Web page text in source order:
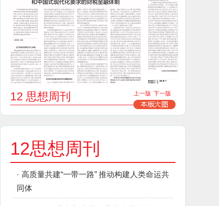
12 思想周刊 上一版 下一版
12思想周刊
· 高质量共建“一带一路” 推动构建人类命运共
同体